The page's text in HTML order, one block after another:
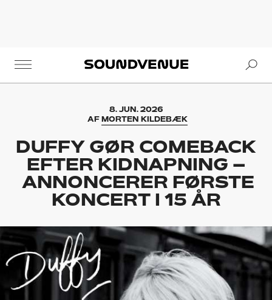
Soundvenue
8. JUN. 2026
AF MORTEN KILDEBÆK
DUFFY GØR COMEBACK
EFTER KIDNAPNING –
ANNONCERER FØRSTE
KONCERT I 15 ÅR